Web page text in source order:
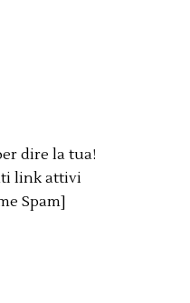
dire la tua!
link attivi
Spam]